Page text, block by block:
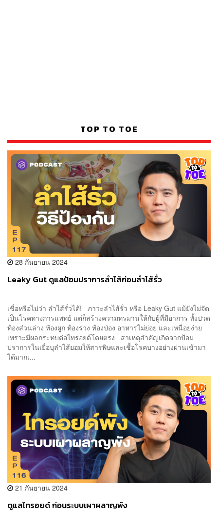
TOP TO TOE
28 กันยายน 2024
Leaky Gut ดูแลป้อมปราการลำไส้ก่อนลำไส้รั่ว
เชื่อหรือไม่ว่า ลำไส้รั่วได้! ภาวะลำไส้รั่ว หรือ Leaky Gut แม้ยังไม่จัด
เป็นโรคทางการแพทย์ แต่ก็สร้างความทรมานให้กับผู้ที่มีอาการ ทั้งปวด
ท้องส่วนล่าง ท้องผูก ท้องร่วง ท้องป่อง อาหารไม่ย่อย และเหนื่อยง่าย
เพราะมีผลกระทบต่อไทรอยด์โดยตรง สาเหตุสำคัญเกิดจากป้อม
ปราการในเยื่อบุลำไส้ยอมให้สารพิษและเชื้อโรคบางอย่างผ่านเข้ามา
ได้มากเ...
21 กันยายน 2024
ดูแลไทรอยด์ ก่อนระบบเผาผลาญพัง